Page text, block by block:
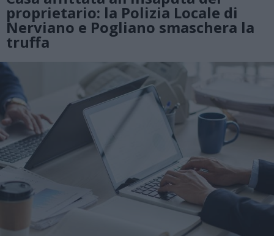
proprietario: la Polizia Locale di
Nerviano e Pogliano smaschera la
truffa